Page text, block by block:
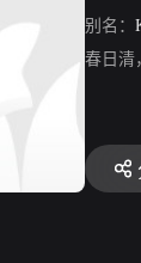
别名：
春日清